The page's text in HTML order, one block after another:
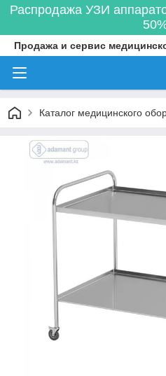
Распродажа УЗИ
Продажа и сервис
Каталог медицинского